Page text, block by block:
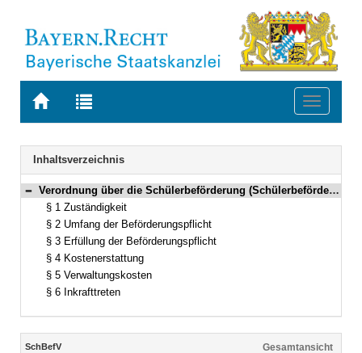
Zur
BAYERN.RECHT
Zur
letzten
Suche
Toggle
Navigation
Inhaltsverzeichnis
Bereich reduzieren
Verordnung über die Schülerbeförderung (Schülerbeförderungsverordnung – SchBefV) in der Fassung der Bekanntmachung vom 8. September 1994 (GVBl. S. 953) BayRS 2230-5-1-1-K (§§ 1–6)
§ 1 Zuständigkeit
§ 2 Umfang der Beförderungspflicht
§ 3 Erfüllung der Beförderungspflicht
§ 4 Kostenerstattung
§ 5 Verwaltungskosten
§ 6 Inkrafttreten
Inhalt
SchBefV
Gesamtansicht